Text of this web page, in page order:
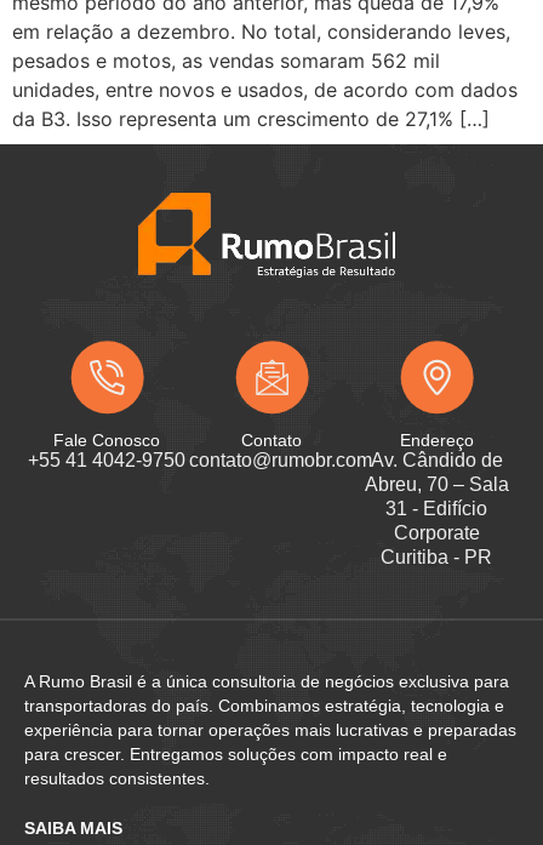
em relação a dezembro. No total, considerando leves,
pesados e motos, as vendas somaram 562 mil
unidades, entre novos e usados, de acordo com dados
da B3. Isso representa um crescimento de 27,1% […]
Fale Conosco
+55 41 4042-9750
Contato
contato@rumobr.com
Endereço
Av. Cândido de
Abreu, 70 – Sala
31 - Edifício
Corporate
Curitiba - PR
A Rumo Brasil é a única consultoria de negócios exclusiva para
transportadoras do país. Combinamos estratégia, tecnologia e
experiência para tornar operações mais lucrativas e preparadas
para crescer. Entregamos soluções com impacto real e
resultados consistentes.
SAIBA MAIS